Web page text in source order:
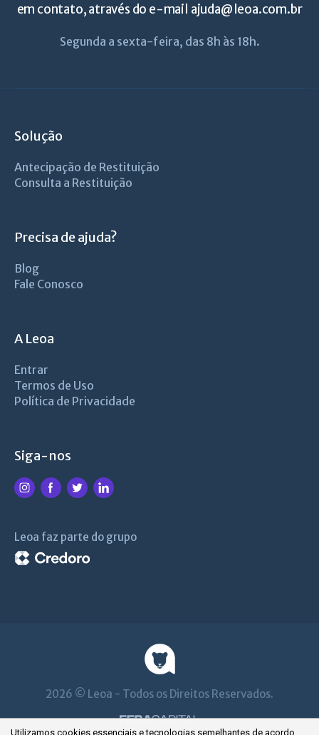
Utilizamos cookies essenciais e tecnologias semelhantes de acordo
em contato, através do e-mail ajuda@leoa.com.br
Segunda a sexta-feira, das 8h às 18h.
Solução
Antecipação de Restituição
Consulta a Restituição
Precisa de ajuda?
Blog
Fale Conosco
A Leoa
Entrar
Termos de Uso
Política de Privacidade
Siga-nos
Leoa faz parte do grupo
2026 © Leoa - Todos os Direitos Reservados.